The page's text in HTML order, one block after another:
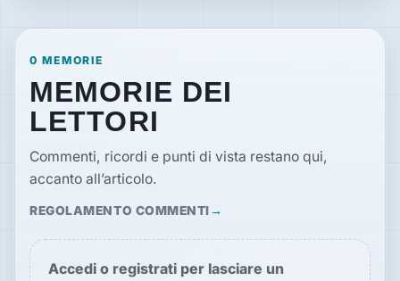
0 MEMORIE
MEMORIE DEI
LETTORI
Commenti, ricordi e punti di vista restano qui,
accanto all’articolo.
REGOLAMENTO COMMENTI
Accedi o registrati per lasciare un